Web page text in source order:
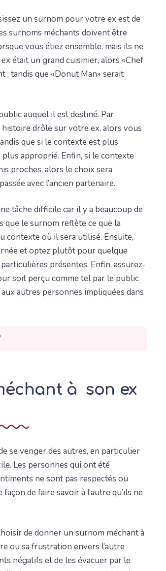
un surnom pour votre ex est de
surnoms méchants doivent être
vous étiez ensemble, mais ils ne
était un grand cuisinier, alors «Chef
; tandis que «Donut Man» serait
auquel il est destiné. Par
drôle sur votre ex, alors vous
que si le contexte est plus
approprié. Enfin, si le contexte
proches, alors le choix sera
avec l’ancien partenaire.
tâche difficile car il y a beaucoup de
que le surnom reflète ce que la
contexte où il sera utilisé. Ensuite,
et optez plutôt pour quelque
présentes. Enfin, assurez-
soit perçu comme tel par le public
autres personnes impliquées dans
à son ex
se venger des autres, en particulier
Les personnes qui ont été
ne sont pas respectés ou
de faire savoir à l’autre qu’ils ne
de donner un surnom méchant à
ou sa frustration envers l’autre
négatifs et de les évacuer par le